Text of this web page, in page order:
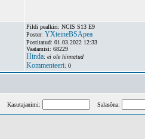
Pildi pealkiri: NCIS S13 E9
Poster: YXteineBSApea
Postitatud: 01.03.2022 12:33
Vaatamisi: 68229
Hinda: ei ole hinnatud
Kommenteeri: 0
Kasutajanimi: Salasõna: